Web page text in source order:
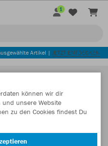
1
Artikel | JETZT ENTDECKEN
können wir dir
und unsere Website
zu den Cookies findest Du